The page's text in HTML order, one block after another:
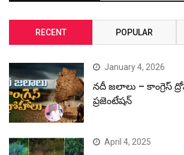
RECENT POPULAR
January 4, 2026
నదీ జలాలు – కాంగ్రెస్
ప్రజెంటేషన్
April 4, 2025